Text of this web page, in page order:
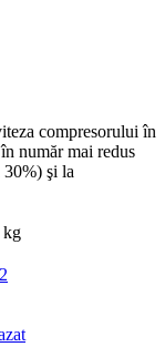
compresorului în
număr mai redus
30%) şi la
kg